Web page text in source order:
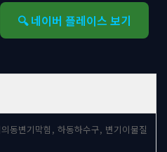
🔍 네이버 플레이스 보기
동변기막힘, 하동하수구, 변기이물질